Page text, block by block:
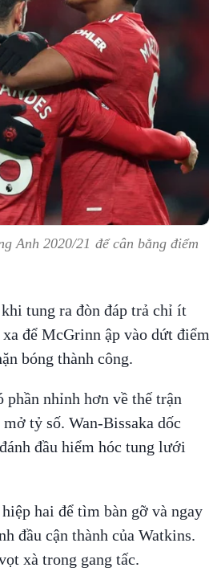
Anh 2020/21 để cân bằng điểm
tung ra đòn đáp trả chỉ ít
để McGrinn ập vào dứt điểm
bóng thành công.
nhỉnh hơn về thế trận
tỷ số. Wan-Bissaka dốc
đầu hiểm hóc tung lưới
hai để tìm bàn gỡ và ngay
đầu cận thành của Watkins.
xà trong gang tấc.